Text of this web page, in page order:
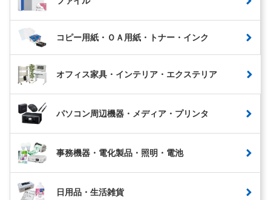
コピー用紙・ＯＡ用紙・トナー・インク
オフィス家具・インテリア・エクステリア
パソコン周辺機器・メディア・プリンタ
事務機器・電化製品・照明・電池
日用品・生活雑貨